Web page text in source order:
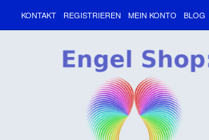
KONTAKT REGISTRIEREN MEIN KONTO BLOG